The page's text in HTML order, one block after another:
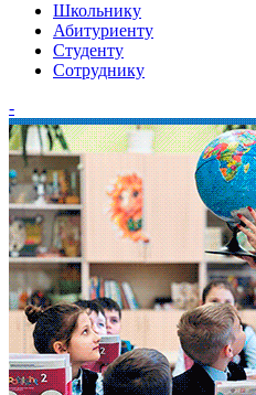
Школьнику
Абитуриенту
Студенту
Сотруднику
-